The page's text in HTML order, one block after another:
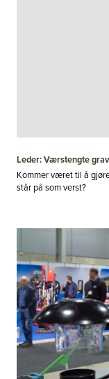
Leder: Værstengte
Kommer været til å
står på som verst?